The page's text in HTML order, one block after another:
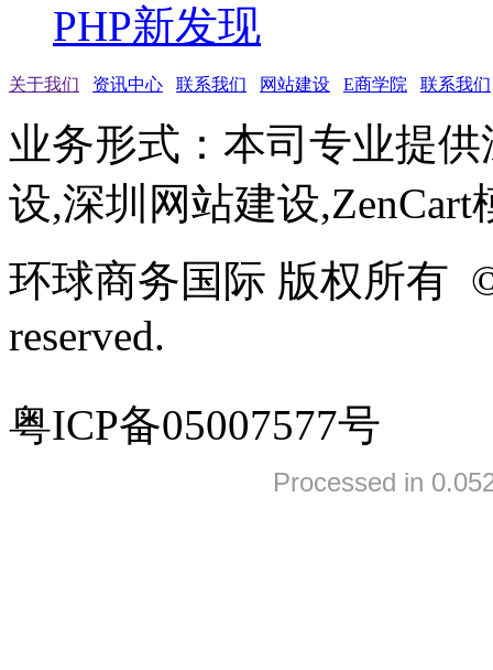
PHP新发现
关于我们 资讯中心 联系我们 网站建设 E商学院 联系我们
业务形式：本司专业提
设,深圳网站建设,ZenCart
环球商务国际 版权所有
reserved.
粤ICP备05007577号
Processed in